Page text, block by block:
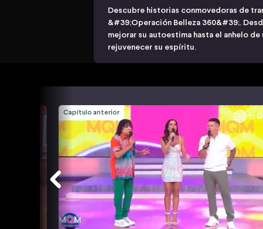
Descubre historias conmovedoras de
&#39;Operación Belleza 360&#39;.
mejorar su autoestima hasta el anhelo de
rejuvenecer su espíritu.
Capítulo anterior